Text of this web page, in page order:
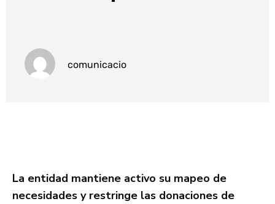
comunicacio
La entidad mantiene activo su mapeo de
necesidades y restringe las donaciones de